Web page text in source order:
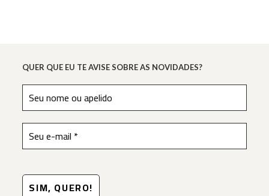
QUER QUE EU TE AVISE SOBRE AS NOVIDADES?